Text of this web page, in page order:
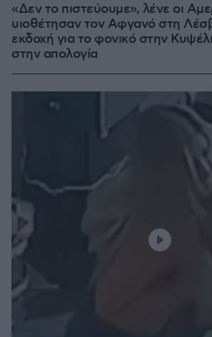
«Δεν το πιστεύουμε», λένε οι
υιοθέτησαν τον Αφγανό στη
εκδοχή για το φονικό στην
στην απολογία